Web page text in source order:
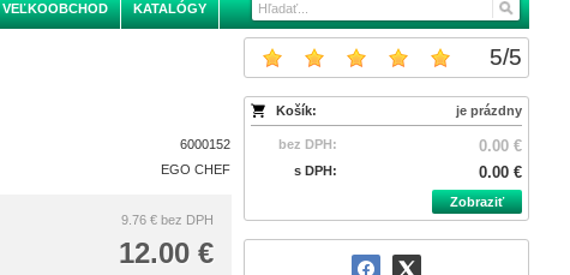
VEĽKOOBCHOD KATALÓGY
5/5
Košík: je prázdny
bez DPH: 0.00 €
s DPH: 0.00 €
Zobraziť
6000152
EGO CHEF
9.76 € bez DPH
12.00 €